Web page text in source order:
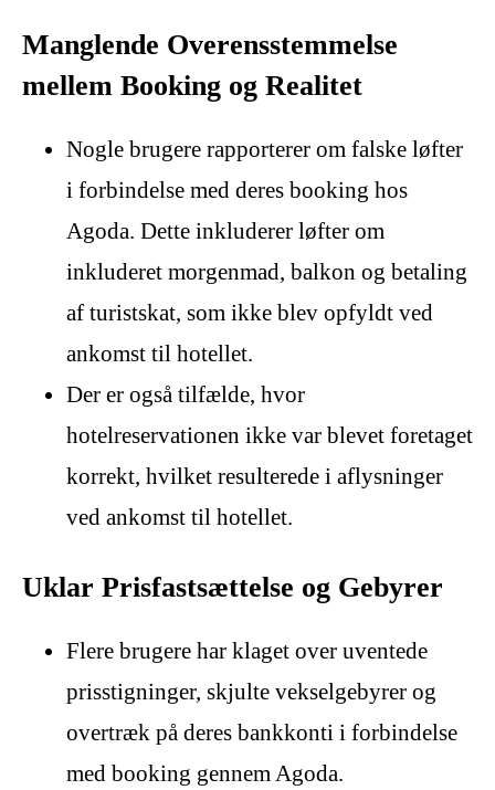
Manglende Overensstemmelse
mellem Booking og Realitet
Nogle brugere rapporterer om falske løfter
i forbindelse med deres booking hos
Agoda. Dette inkluderer løfter om
inkluderet morgenmad, balkon og betaling
af turistskat, som ikke blev opfyldt ved
ankomst til hotellet.
Der er også tilfælde, hvor
hotelreservationen ikke var blevet foretaget
korrekt, hvilket resulterede i aflysninger
ved ankomst til hotellet.
Uklar Prisfastsættelse og Gebyrer
Flere brugere har klaget over uventede
prisstigninger, skjulte vekselgebyrer og
overtræk på deres bankkonti i forbindelse
med booking gennem Agoda.